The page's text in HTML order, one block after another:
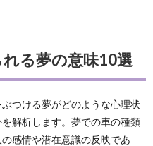
る夢の意味10選
つける夢がどのような心理状
解析します。夢での車の種類
感情や潜在意識の反映であ